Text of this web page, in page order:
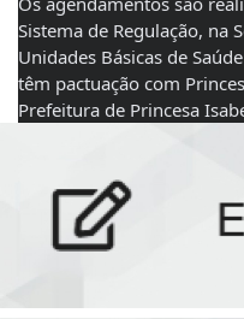
Sistema de Regulação, na
Unidades Básicas de
têm pactuação com
Prefeitura de Princesa